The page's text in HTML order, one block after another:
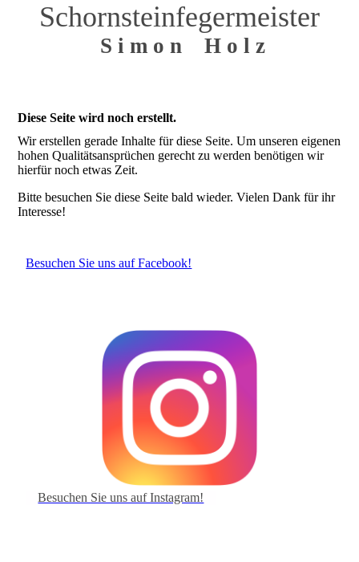
Schornsteinfegermeister
S i m o n H o l z
Diese Seite wird noch erstellt.
Wir erstellen gerade Inhalte für diese Seite. Um unseren eigenen
hohen Qualitätsansprüchen gerecht zu werden benötigen wir
hierfür noch etwas Zeit.
Bitte besuchen Sie diese Seite bald wieder. Vielen Dank für ihr
Interesse!
Besuchen Sie uns auf Facebook!
Besuchen Sie uns auf Instagram!